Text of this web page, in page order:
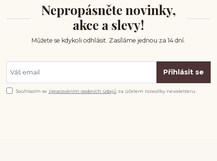
Nepropásněte novinky,
akce a slevy!
Můžete se kdykoli odhlásit. Zasíláme jednou za 14 dní.
Přihlásit se
Souhlasím se zpracováním osobních údajů za účelem rozesílky newsletteru.